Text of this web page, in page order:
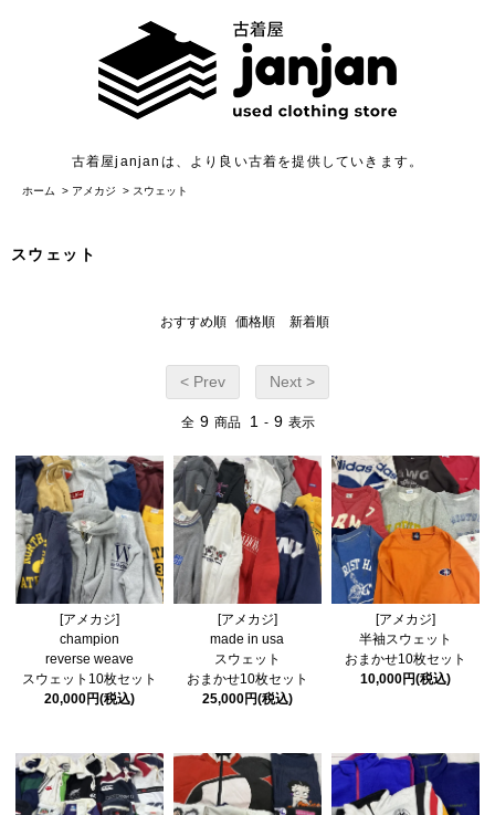
古着屋janjanは、より良い古着を提供していきます。
ホーム > アメカジ > スウェット
スウェット
おすすめ順 価格順 新着順
< Prev Next >
全 9 商品 1 - 9 表示
[アメカジ]
champion
reverse weave
スウェット10枚セット
20,000円(税込)
[アメカジ]
made in usa
スウェット
おまかせ10枚セット
25,000円(税込)
[アメカジ]
半袖スウェット
おまかせ10枚セット
10,000円(税込)